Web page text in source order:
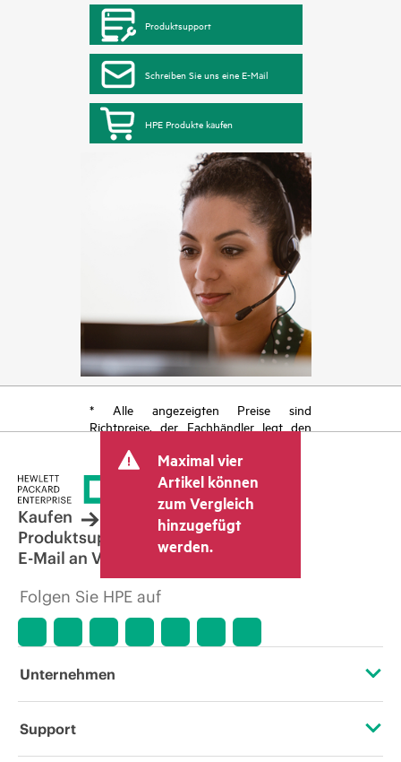
Produktsupport
Schreiben Sie uns eine E-Mail
HPE Produkte kaufen
* Alle angezeigten Preise sind
Richtpreise, der Fachhändler legt den
kann weitere Gebühren wie
Mehrwertsteuer und Versandkosten
berücksichtigen. Der vom Fachhändler
festgelegte Transaktionspreis kann von
dem anderer Fachhändler und dem
angezeigten Richtpreis abweichen. Die
Richtpreise können zeitlich begrenzte
Sonderangebote enthalten. HPE behält
sich das Recht vor, jederzeit
Preisanpassungen vorzunehmen, u. a.
Marktbedingungen, der Einstellung von
Produktverfügbarkeit, dem Ende der
Lebensdauer von Werbeaktionen und
Maximal vier
Artikel können
zum Vergleich
hinzugefügt
werden.
Kaufen
Produktsupport
E-Mail an Vertrieb
Folgen Sie HPE auf
Unternehmen
Über HPE
Support